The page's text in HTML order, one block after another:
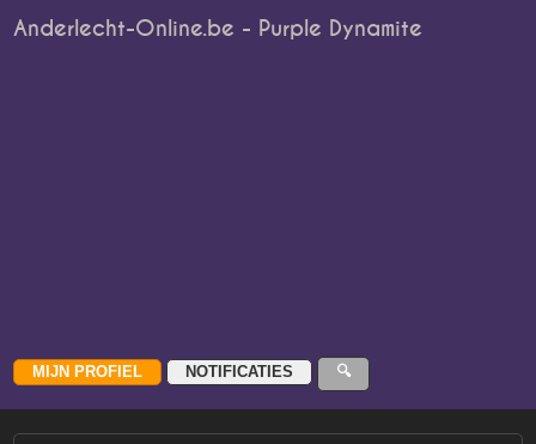
Anderlecht-Online.be - Purple Dynamite